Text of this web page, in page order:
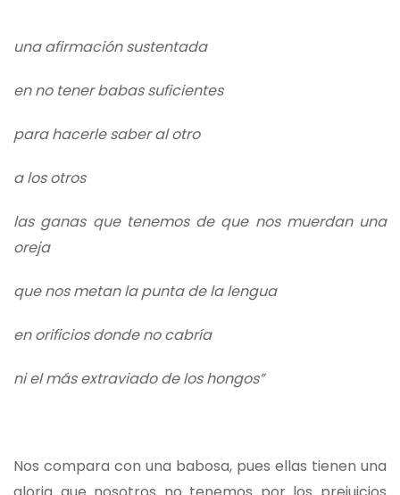
una afirmación sustentada
en no tener babas suficientes
para hacerle saber al otro
a los otros
las ganas que tenemos de que nos muerdan una
oreja
que nos metan la punta de la lengua
en orificios donde no cabría
ni el más extraviado de los hongos”
Nos compara con una babosa, pues ellas tienen una